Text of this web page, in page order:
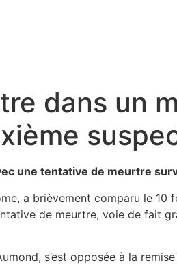
dans un
une tentative de meurtre
a brièvement comparu le
de meurtre, voie de fait
s’est opposée à la